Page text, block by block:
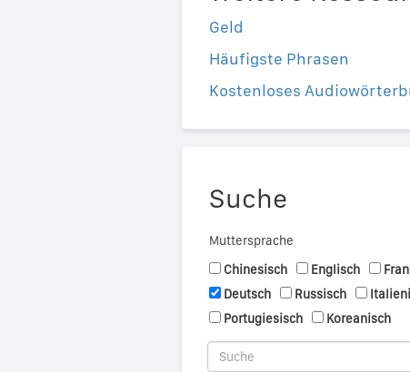
Geld
Häufigste Phrasen
Kostenloses
Suche
Muttersprache
Chinesisch
Englisch
Deutsch
Russisch
Portugiesisch
Koreanisch